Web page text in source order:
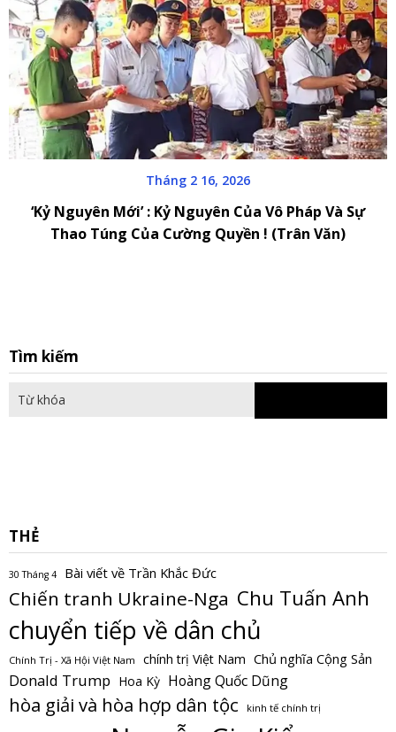
Tháng 2 16, 2026
‘Kỷ Nguyên Mới’ : Kỷ Nguyên Của Vô Pháp Và Sự
Thao Túng Của Cường Quyền ! (Trân Văn)
Tìm kiếm
THẺ
30 Tháng 4 Bài viết về Trần Khắc Đức
Chiến tranh Ukraine-Nga Chu Tuấn Anh
chuyển tiếp về dân chủ
Chính Trị - Xã Hội Việt Nam chính trị Việt Nam Chủ nghĩa Cộng Sản
Donald Trump Hoa Kỳ Hoàng Quốc Dũng
hòa giải và hòa hợp dân tộc kinh tế chính trị